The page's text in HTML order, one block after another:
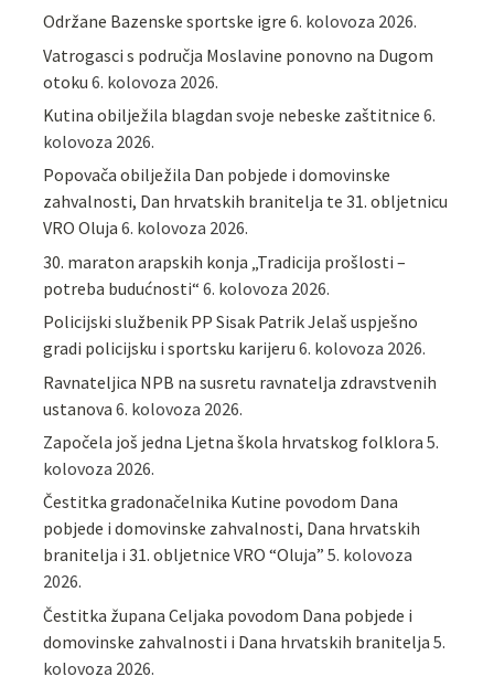
Održane Bazenske sportske igre 6. kolovoza 2026.
Vatrogasci s područja Moslavine ponovno na Dugom
otoku 6. kolovoza 2026.
Kutina obilježila blagdan svoje nebeske zaštitnice 6.
kolovoza 2026.
Popovača obilježila Dan pobjede i domovinske
zahvalnosti, Dan hrvatskih branitelja te 31. obljetnicu
VRO Oluja 6. kolovoza 2026.
30. maraton arapskih konja „Tradicija prošlosti –
potreba budućnosti“ 6. kolovoza 2026.
Policijski službenik PP Sisak Patrik Jelaš uspješno
gradi policijsku i sportsku karijeru 6. kolovoza 2026.
Ravnateljica NPB na susretu ravnatelja zdravstvenih
ustanova 6. kolovoza 2026.
Započela još jedna Ljetna škola hrvatskog folklora 5.
kolovoza 2026.
Čestitka gradonačelnika Kutine povodom Dana
pobjede i domovinske zahvalnosti, Dana hrvatskih
branitelja i 31. obljetnice VRO “Oluja” 5. kolovoza
2026.
Čestitka župana Celjaka povodom Dana pobjede i
domovinske zahvalnosti i Dana hrvatskih branitelja 5.
kolovoza 2026.